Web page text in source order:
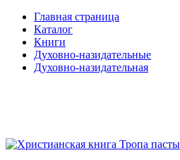
Главная страница
Каталог
Книги
Духовно-назидательные
Духовно-назидательная